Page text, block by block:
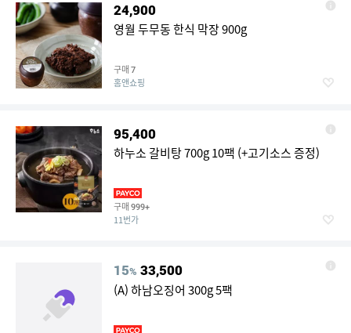
24,900
영월 두무동 한식 막장 900g
구매 7
홈앤쇼핑
95,400
하누소 갈비탕 700g 10팩 (+고기소스 증정)
구매 999+
11번가
15% 33,500
(A) 하남오징어 300g 5팩